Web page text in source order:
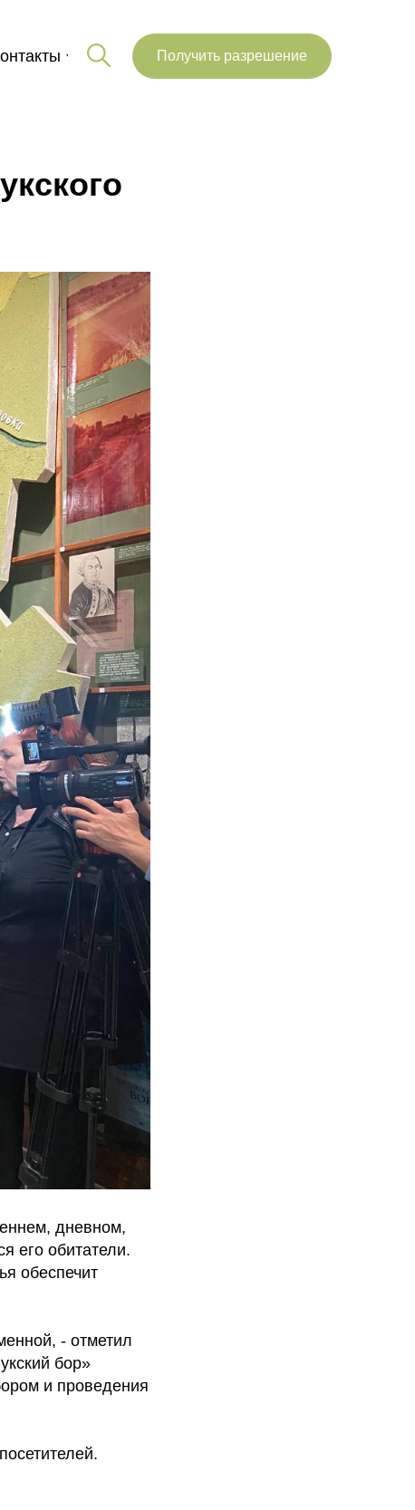
Получить разрешение
дневном,
его обитатели.
обеспечит
- отметил
бор»
и проведения